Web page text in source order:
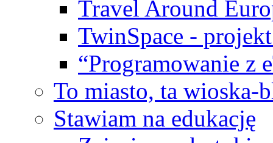
Travel Around
TwinSpace -
“Programowanie z
To miasto, ta wioska-
Stawiam na edukację